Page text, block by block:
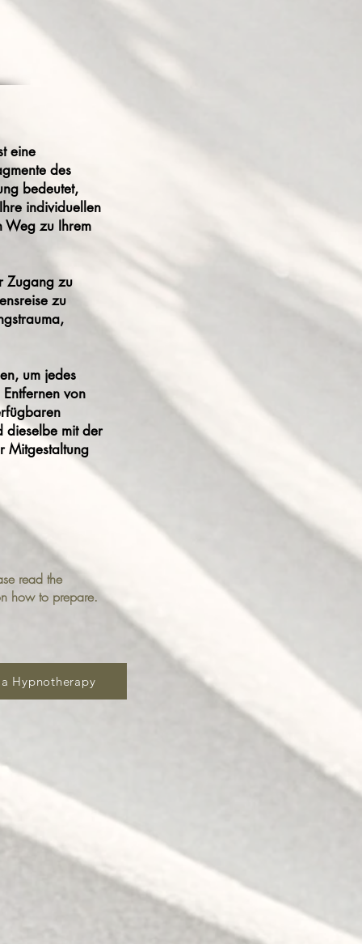
eine
des
bedeutet,
individuellen
Weg zu Ihrem
Zugang zu
zu
um jedes
von
dieselbe mit der
Mitgestaltung
read the
how to prepare.
Hypnotherapy